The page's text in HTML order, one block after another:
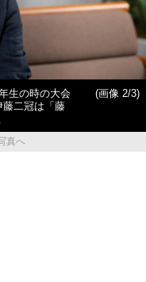
生の時の大会
二冠は「藤
(画像 2/3)
真へ